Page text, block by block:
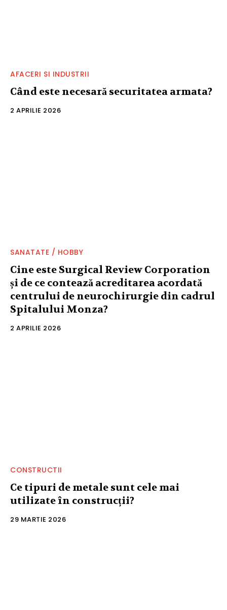
AFACERI SI INDUSTRII
Când este necesară securitatea armata?
2 APRILIE 2026
SANATATE / HOBBY
Cine este Surgical Review Corporation
și de ce contează acreditarea acordată
centrului de neurochirurgie din cadrul
Spitalului Monza?
2 APRILIE 2026
CONSTRUCTII
Ce tipuri de metale sunt cele mai
utilizate în construcții?
29 MARTIE 2026